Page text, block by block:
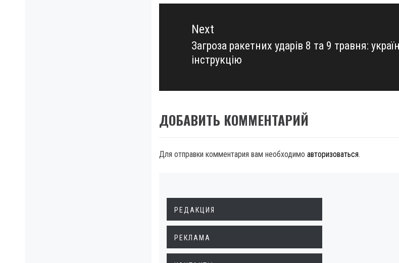
Next
Next
post:
Загроза ракетних ударів 8 та 9 травня:
інструкцію
ДОБАВИТЬ КОММЕНТАРИЙ
Для отправки комментария вам необходимо авторизоваться.
РЕДАКЦИЯ
РЕКЛАМА